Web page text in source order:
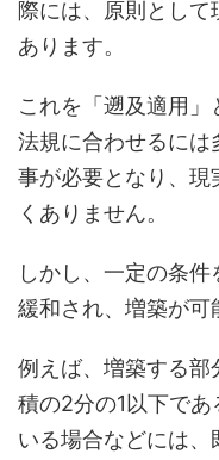
際には、原則とし
あります。
これを「遡及適用
法規に合わせるには
事が必要となり、現
くありません。
しかし、一定の条
緩和され、増築が可
例えば、増築する
積の2分の1以下で
いる場合などには、